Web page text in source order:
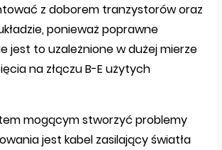
z doborem tranzystorów oraz
ponieważ poprawne
jest to uzależnione w dużej mierze
na złączu B-E użytych
mogącym stworzyć problemy
jest kabel zasilający światła